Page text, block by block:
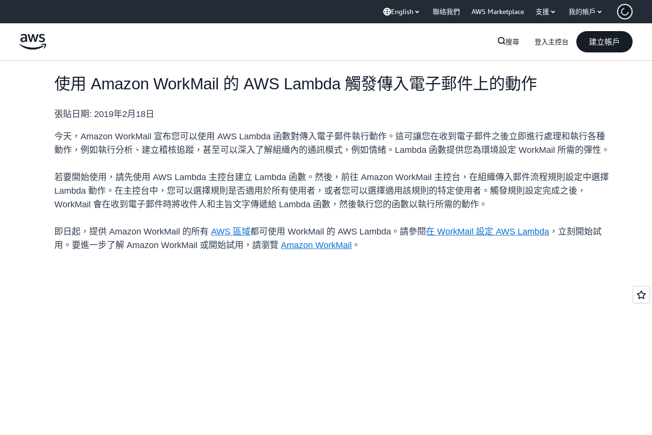
English 聯絡我們 AWS Marketplace 支援 我的帳戶
搜尋 登入主控台 建立帳戶
使用 Amazon WorkMail 的 AWS Lambda 觸發傳入電子郵件上的動作
張貼日期: 2019年2月18日
今天，Amazon WorkMail 宣布您可以使用 AWS Lambda 函數對傳入電子郵件執行動作。這可讓您在收到電子郵件之後立即進行處理和執行各種
動作，例如執行分析、建立稽核追蹤，甚至可以深入了解組織內的通訊模式，例如情緒。Lambda 函數提供您為環境設定 WorkMail 所需的彈性。
若要開始使用，請先使用 AWS Lambda 主控台建立 Lambda 函數。然後，前往 Amazon WorkMail 主控台，在組織傳入郵件流程規則設定中選擇
Lambda 動作。在主控台中，您可以選擇規則是否適用於所有使用者，或者您可以選擇適用該規則的特定使用者。觸發規則設定完成之後，
WorkMail 會在收到電子郵件時將收件人和主旨文字傳遞給 Lambda 函數，然後執行您的函數以執行所需的動作。
即日起，提供 Amazon WorkMail 的所有 AWS 區域都可使用 WorkMail 的 AWS Lambda。請參閱在 WorkMail 設定 AWS Lambda ，立刻開始試
用。要進一步了解 Amazon WorkMail 或開始試用，請瀏覽 Amazon WorkMail 。